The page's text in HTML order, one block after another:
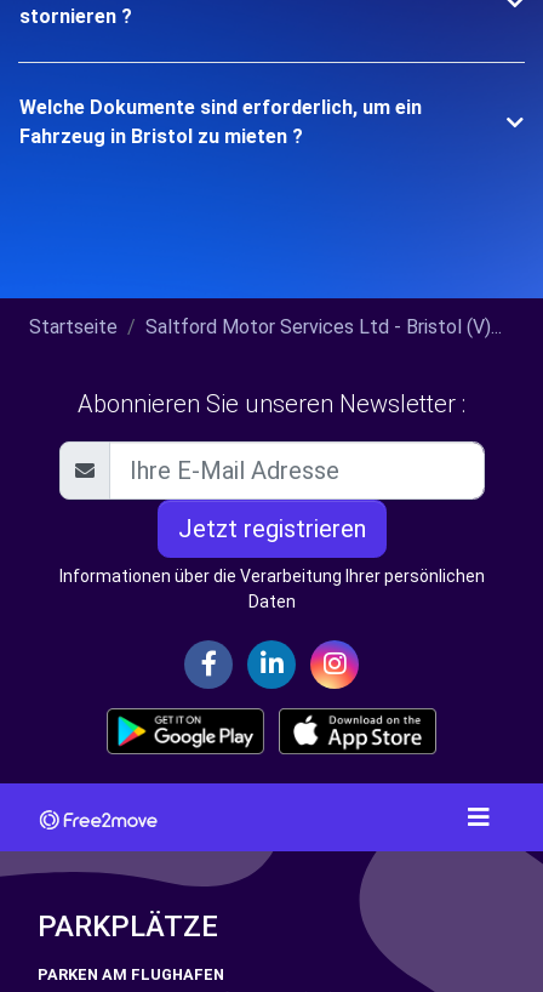
stornieren ?
Welche Dokumente sind erforderlich, um ein
Fahrzeug in Bristol zu mieten ?
Startseite Saltford Motor Services Ltd - Bristol (V)...
Abonnieren Sie unseren Newsletter :
Jetzt registrieren
Informationen über die Verarbeitung Ihrer persönlichen
Daten
PARKPLÄTZE
PARKEN AM FLUGHAFEN